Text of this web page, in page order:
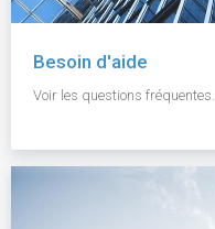
Besoin d'aide
Voir les questions fréquentes.